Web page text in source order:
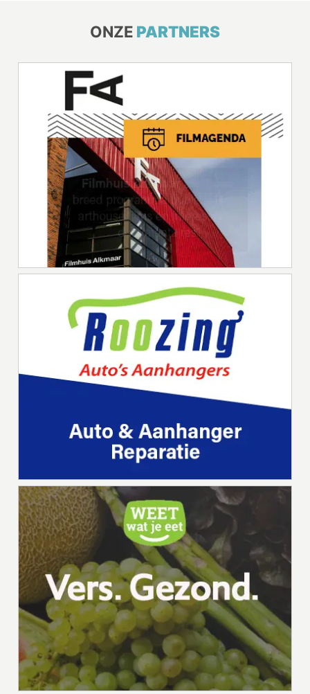
ONZE PARTNERS